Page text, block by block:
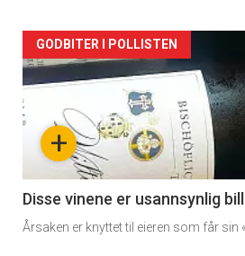
Artikler
detail
-
section
11
Dagens
+
GODBITER I POLLISTEN
Disse vinene er usannsynlig
Årsaken er knyttet til eieren som får sin